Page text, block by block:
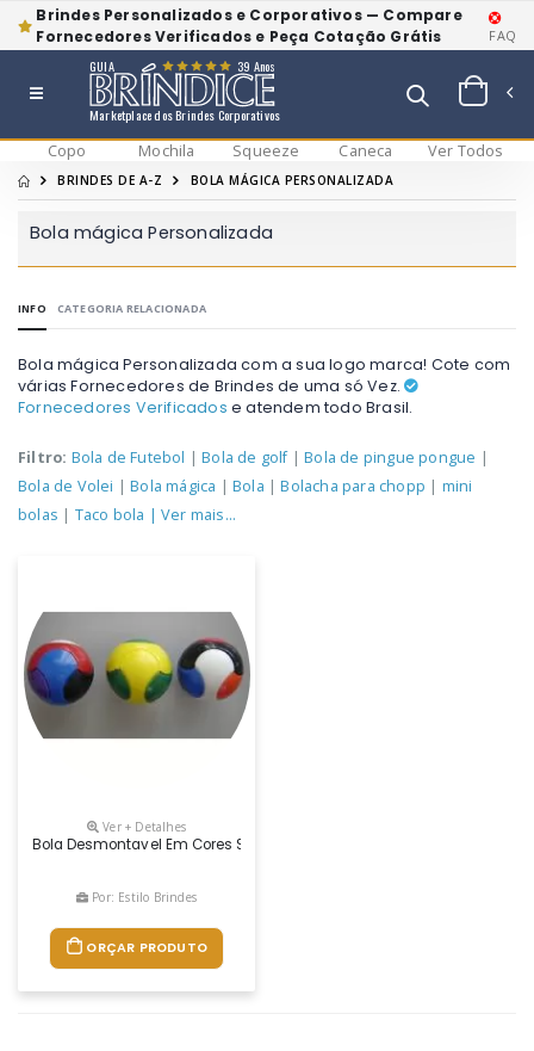
Brindes Personalizados e Corporativos — Compare
Fornecedores Verificados e Peça Cotação Grátis
FAQ
Marketplace dos Brindes Corporativos
GUIA 39 Anos
Copo Mochila Squeeze Caneca Ver Todos
BRINDES DE A-Z BOLA MÁGICA PERSONALIZADA
Bola mágica Personalizada
INFO CATEGORIA RELACIONADA
Bola mágica Personalizada com a sua logo marca! Cote com
várias Fornecedores de Brindes de uma só Vez.
Fornecedores Verificados e atendem todo Brasil.
Filtro: Bola de Futebol |Bola de golf|Bola de pingue pongue |
Bola de Volei |Bola mágica |Bola |Bolacha para chopp | mini
bolas | Taco bola | Ver mais...
Ver + Detalhes
Bola Desmontavel Em Cores Sortidas- Material Plastico- Gravação 1
Por: Estilo Brindes
ORÇAR PRODUTO